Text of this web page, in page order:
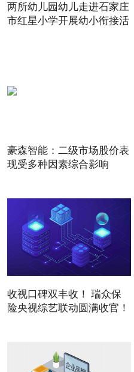
两所幼儿园幼儿走进石家庄
市红星小学开展幼小衔接活
豪森智能：二级市场股价表
现受多种因素综合影响
收视口碑双丰收！ 瑞众保
险央视综艺联动圆满收官！